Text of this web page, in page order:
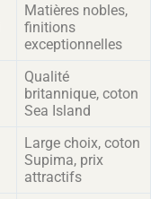
Matières nobles,
finitions
exceptionnelles
Qualité
britannique, coton
Sea Island
Large choix, coton
Supima, prix
attractifs